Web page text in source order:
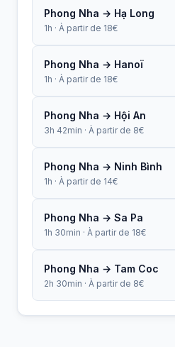
Phong Nha → Hạ Long
1h · À partir de 18€
Phong Nha → Hanoï
1h · À partir de 18€
Phong Nha → Hội An
3h 42min · À partir de 8€
Phong Nha → Ninh Bình
1h · À partir de 14€
Phong Nha → Sa Pa
1h 30min · À partir de 18€
Phong Nha → Tam Coc
2h 30min · À partir de 8€